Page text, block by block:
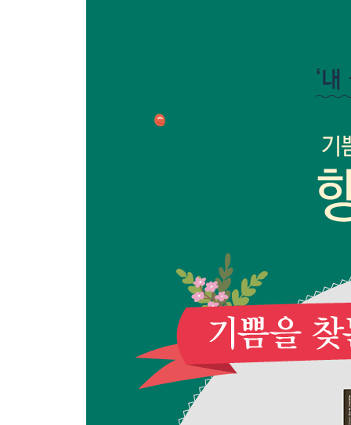
스스럼없는 정신 108
좋은 포도주는 그 자체로 가치가 있습니다 134